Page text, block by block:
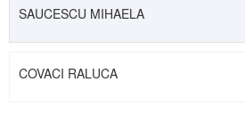
SAUCESCU MIHAELA
COVACI RALUCA